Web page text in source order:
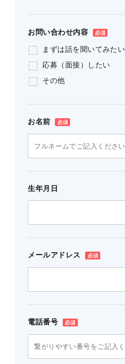
お問い合わせ内容
まずは話を聞いてみたい
応募（面接）したい
その他
お名前
生年月日
メールアドレス
電話番号